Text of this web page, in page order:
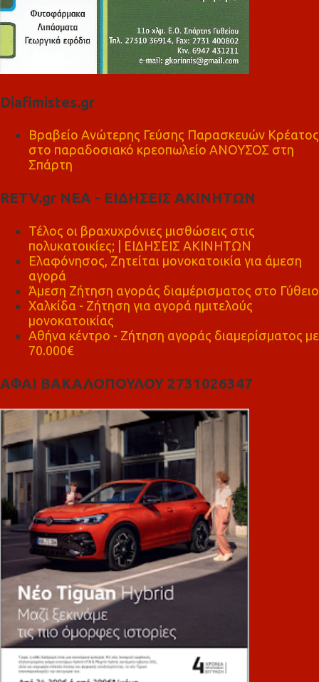
Diafimistes.gr
Βραβείο Ανώτερης Γεύσης Παρασκευών Κρέατος
στο παραδοσιακό κρεοπωλείο ΑΝΟΥΣΟΣ στη
Σπάρτη
RETV.gr ΝΕΑ - ΕΙΔΗΣΕΙΣ ΑΚΙΝΗΤΩΝ
Τέλος οι βραχυχρόνιες μισθώσεις στις
πολυκατοικίες; | ΕΙΔΗΣΕΙΣ ΑΚΙΝΗΤΩΝ
Ελαφόνησος, Ζητείται μονοκατοικία για άμεση
αγορά
Άμεση Ζήτηση αγοράς διαμέρισματος στο Γύθειο
Χαλκίδα - Ζήτηση για αγορά ημιτελούς
μονοκατοικίας
Αθήνα κέντρο - Ζήτηση αγοράς διαμερίσματος με
70.000€
ΑΦΑΙ ΒΑΚΑΛΟΠΟΥΛΟΥ 2731026347